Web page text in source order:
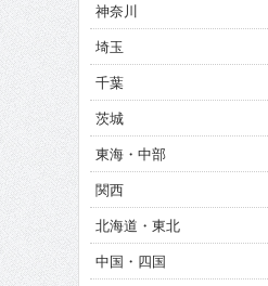
神奈川
埼玉
千葉
茨城
東海・中部
関西
北海道・東北
中国・四国